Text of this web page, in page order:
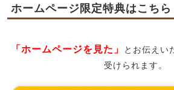
ホームページ限定特典はこちら
「ホームページを見た」
とお伝えい
受けられます。